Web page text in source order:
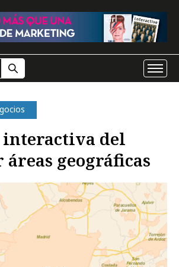
interactiva del
áreas geográficas